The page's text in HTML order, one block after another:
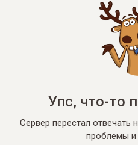
Упс, что-то
Сервер перестал
проблемы и